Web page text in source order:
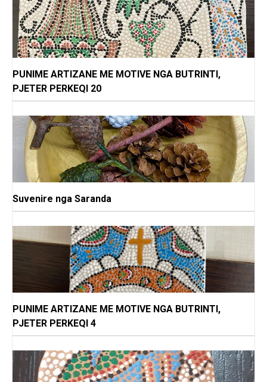
PUNIME ARTIZANE ME MOTIVE NGA BUTRINTI,
PJETER PERKEQI 20
Suvenire nga Saranda
PUNIME ARTIZANE ME MOTIVE NGA BUTRINTI,
PJETER PERKEQI 4